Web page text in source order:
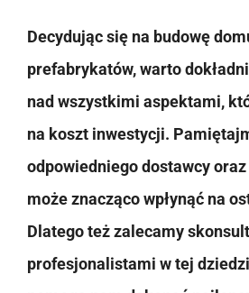
Decydując się na budowę
prefabrykatów, warto
nad wszystkimi aspektami,
na koszt inwestycji.
odpowiedniego dostawcy
może znacząco wpłynąć na
Dlatego też zalecamy
profesjonalistami w tej